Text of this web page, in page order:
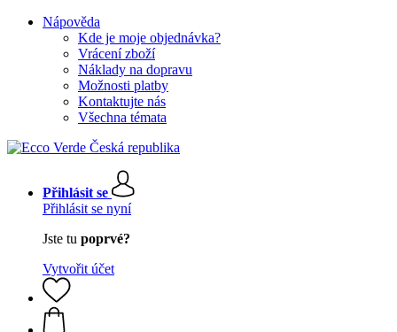
Nápověda
Kde je moje objednávka?
Vrácení zboží
Náklady na dopravu
Možnosti platby
Kontaktujte nás
Všechna témata
Přihlásit se
Přihlásit se nyní
Jste tu poprvé?
Vytvořit účet